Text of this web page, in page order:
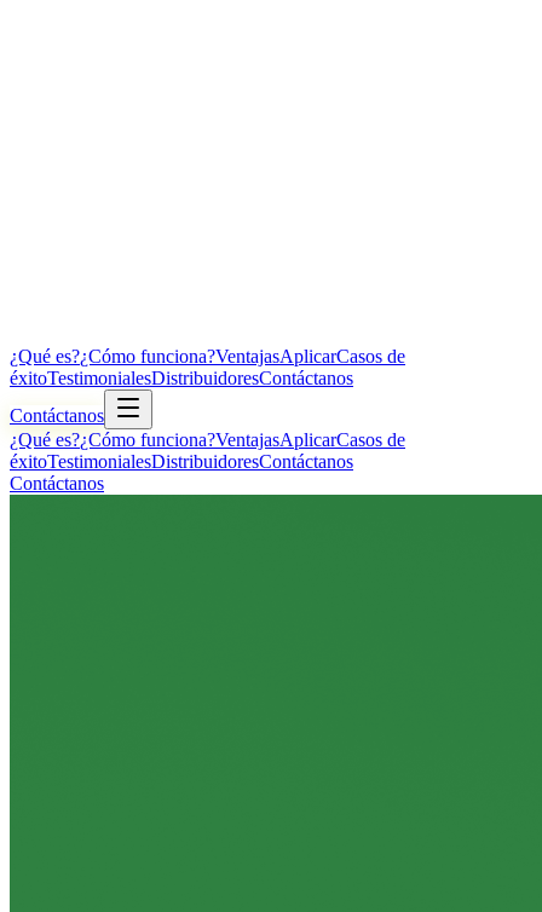
¿Qué es?¿Cómo funciona?VentajasAplicarCasos de
éxitoTestimonialesDistribuidoresContáctanos
Contáctanos
¿Qué es?¿Cómo funciona?VentajasAplicarCasos de
éxitoTestimonialesDistribuidoresContáctanos
Contáctanos